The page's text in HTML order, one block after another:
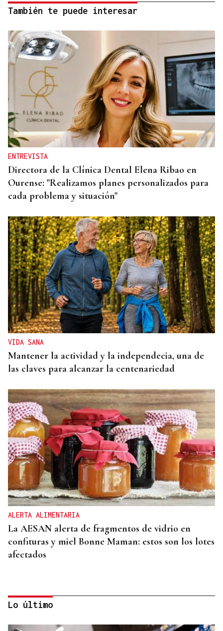
También te puede interesar
ENTREVISTA
Directora de la Clínica Dental Elena Ribao en
Ourense: "Realizamos planes personalizados para
cada problema y situación"
VIDA SANA
Mantener la actividad y la independecia, una de
las claves para alcanzar la centenariedad
ALERTA ALIMENTARIA
La AESAN alerta de fragmentos de vidrio en
confituras y miel Bonne Maman: estos son los lotes
afectados
Lo último